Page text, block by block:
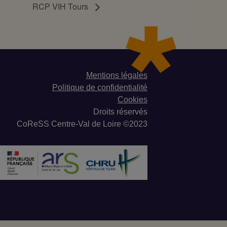
RCP VIH Tours
Mentions légales
Politique de confidentialité
Cookies
Droits réservés
CoReSS Centre-Val de Loire ©2023